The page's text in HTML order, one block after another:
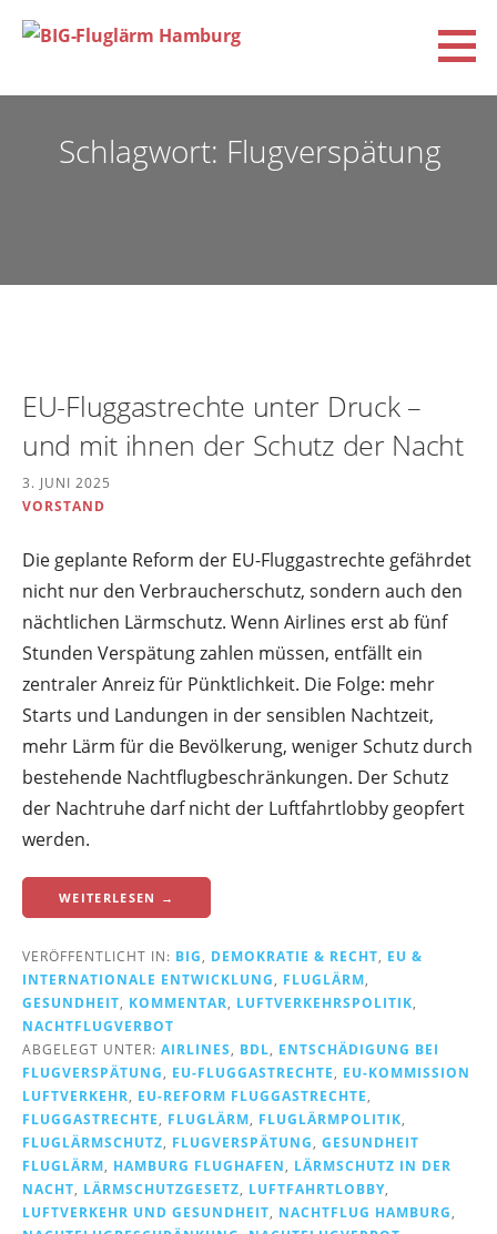
Zum
Inhalt
BIG-Fluglärm Hamburg
Schlagwort: Flugverspätung
EU-Fluggastrechte unter Druck –
und mit ihnen der Schutz der Nacht
3. JUNI 2025
VORSTAND
Die geplante Reform der EU-Fluggastrechte gefährdet
nicht nur den Verbraucherschutz, sondern auch den
nächtlichen Lärmschutz. Wenn Airlines erst ab fünf
Stunden Verspätung zahlen müssen, entfällt ein
zentraler Anreiz für Pünktlichkeit. Die Folge: mehr
Starts und Landungen in der sensiblen Nachtzeit,
mehr Lärm für die Bevölkerung, weniger Schutz durch
bestehende Nachtflugbeschränkungen. Der Schutz
der Nachtruhe darf nicht der Luftfahrtlobby geopfert
werden.
WEITERLESEN →
VERÖFFENTLICHT IN: BIG DEMOKRATIE & RECHT
EU &
INTERNATIONALE ENTWICKLUNG
FLUGLÄRM
GESUNDHEIT
KOMMENTAR LUFTVERKEHRSPOLITIK
NACHTFLUGVERBOT
ABGELEGT UNTER: AIRLINES BDL
ENTSCHÄDIGUNG BEI
FLUGVERSPÄTUNG
EU-FLUGGASTRECHTE
EU-KOMMISSION
LUFTVERKEHR
EU-REFORM FLUGGASTRECHTE
FLUGGASTRECHTE
FLUGLÄRM FLUGLÄRMPOLITIK
FLUGLÄRMSCHUTZ
FLUGVERSPÄTUNG
GESUNDHEIT
FLUGLÄRM
HAMBURG FLUGHAFEN
LÄRMSCHUTZ IN DER
NACHT
LÄRMSCHUTZGESETZ LUFTFAHRTLOBBY
LUFTVERKEHR UND GESUNDHEIT
NACHTFLUG HAMBURG